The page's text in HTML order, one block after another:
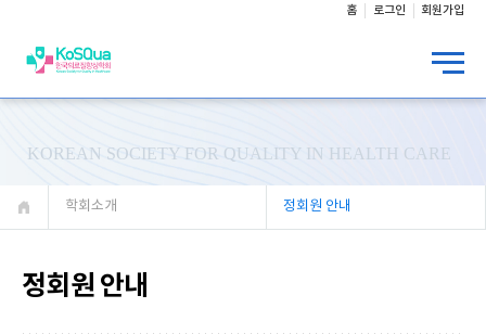
홈 로그인 회원가입
KOREAN SOCIETY FOR QUALITY IN HEALTH CARE
학회소개 정회원 안내
정회원 안내